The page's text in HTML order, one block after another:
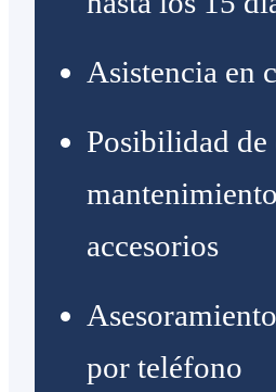
Asistencia en
Posibilidad
accesorios
por teléfono